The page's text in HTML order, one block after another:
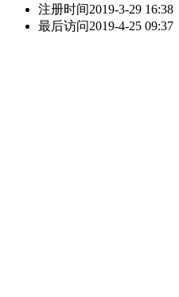
注册时间2019-3-29 16:38
最后访问2019-4-25 09:37